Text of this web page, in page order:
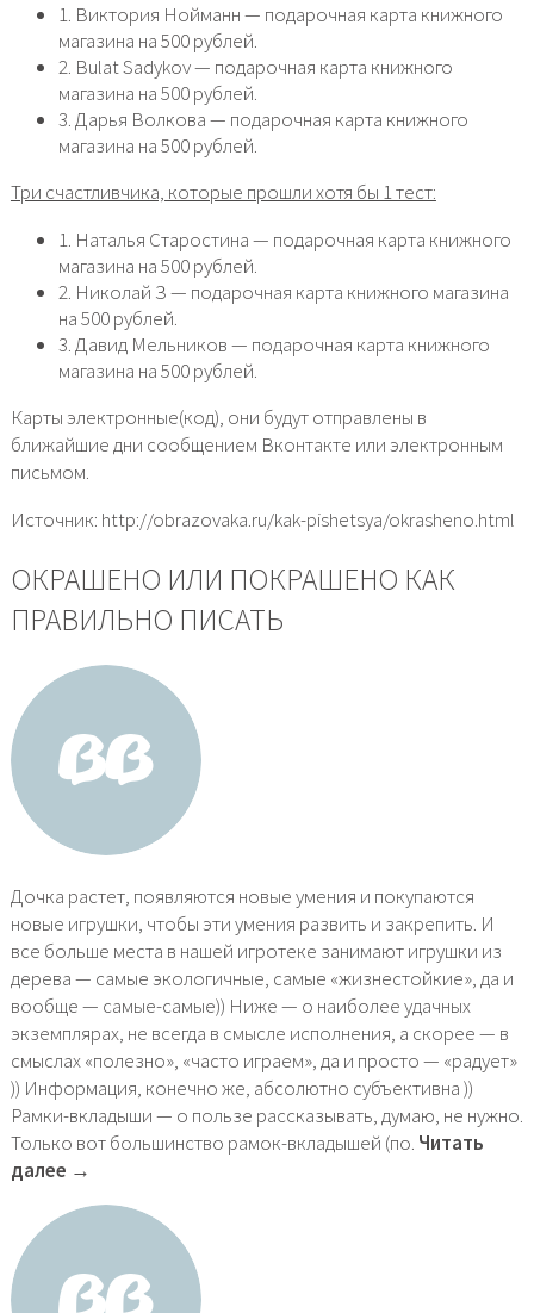
1. Виктория Нойманн — подарочная карта книжного
магазина на 500 рублей.
2. Bulat Sadykov — подарочная карта книжного
магазина на 500 рублей.
3. Дарья Волкова — подарочная карта книжного
магазина на 500 рублей.
Три счастливчика, которые прошли хотя бы 1 тест:
1. Наталья Старостина — подарочная карта книжного
магазина на 500 рублей.
2. Николай З — подарочная карта книжного магазина
на 500 рублей.
3. Давид Мельников — подарочная карта книжного
магазина на 500 рублей.
Карты электронные(код), они будут отправлены в
ближайшие дни сообщением Вконтакте или электронным
письмом.
Источник: http://obrazovaka.ru/kak-pishetsya/okrasheno.html
ОКРАШЕНО ИЛИ ПОКРАШЕНО КАК
ПРАВИЛЬНО ПИСАТЬ
Дочка растет, появляются новые умения и покупаются
новые игрушки, чтобы эти умения развить и закрепить. И
все больше места в нашей игротеке занимают игрушки из
дерева — самые экологичные, самые «жизнестойкие», да и
вообще — самые-самые)) Ниже — о наиболее удачных
экземплярах, не всегда в смысле исполнения, а скорее — в
смыслах «полезно», «часто играем», да и просто — «радует»
)) Информация, конечно же, абсолютно субъективна ))
Рамки-вкладыши — о пользе рассказывать, думаю, не нужно.
Только вот большинство рамок-вкладышей (по. Читать
далее →